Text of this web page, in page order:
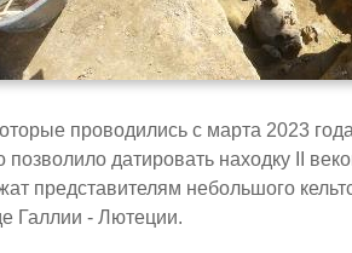
проводились с марта 2023
позволило датировать находку II
представителям небольшого
Галлии - Лютеции.